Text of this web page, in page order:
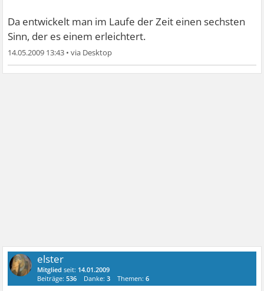
Da entwickelt man im Laufe der Zeit einen sechsten
Sinn, der es einem erleichtert.
14.05.2009 13:43 •
elster
Mitglied seit: 14.01.2009
Beiträge:536 Danke:3 Themen:6